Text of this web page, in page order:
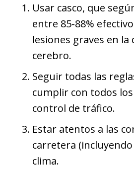
Usar casco, que
entre 85-88%
lesiones graves en la
cerebro.
Seguir todas las
cumplir con todos
control de tráfico.
Estar atentos a las
carretera
clima.